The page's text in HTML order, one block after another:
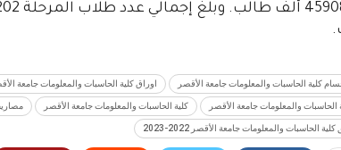
كلية الحاسبات والمعلومات جامعة الأقصر اوراق كلية الحاسبات والمعلومات جامعة
والمعلومات جامعة الأقصر كلية الحاسبات والمعلومات جامعة الأقصر
الحاسبات والمعلومات جامعة الأقصر 2022-2023